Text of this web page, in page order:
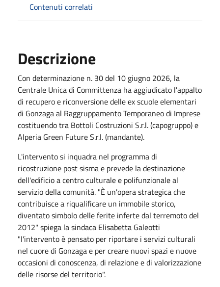
Contenuti correlati
Descrizione
Con determinazione n. 30 del 10 giugno 2026, la
Centrale Unica di Committenza ha aggiudicato l'appalto
di recupero e riconversione delle ex scuole elementari
di Gonzaga al Raggruppamento Temporaneo di Imprese
costituendo tra Bottoli Costruzioni S.r.l. (capogruppo) e
Alperia Green Future S.r.l. (mandante).
L'intervento si inquadra nel programma di
ricostruzione post sisma e prevede la destinazione
dell'edificio a centro culturale e polifunzionale al
servizio della comunità. "È un'opera strategica che
contribuisce a riqualificare un immobile storico,
diventato simbolo delle ferite inferte dal terremoto del
2012" spiega la sindaca Elisabetta Galeotti
"l'intervento è pensato per riportare i servizi culturali
nel cuore di Gonzaga e per creare nuovi spazi e nuove
occasioni di conoscenza, di relazione e di valorizzazione
delle risorse del territorio".